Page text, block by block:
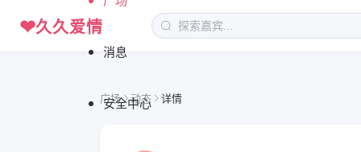
❤久久爱情
消息
安全中心
广场 动态 详情